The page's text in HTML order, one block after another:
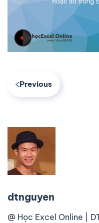
Previous
dtnguyen
@ Học Excel Online |